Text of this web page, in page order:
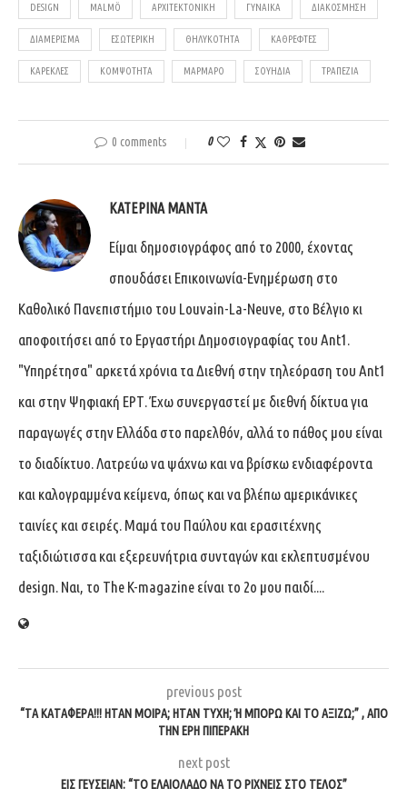
DESIGN MALMÖ ΑΡΧΙΤΕΚΤΟΝΙΚΉ ΓΥΝΑΊΚΑ ΔΙΑΚΌΣΜΗΣΗ
ΔΙΑΜΈΡΙΣΜΑ ΕΣΩΤΕΡΙΚΉ ΘΗΛΥΚΌΤΗΤΑ ΚΑΘΡΈΦΤΕΣ
ΚΑΡΈΚΛΕΣ ΚΟΜΨΌΤΗΤΑ ΜΆΡΜΑΡΟ ΣΟΥΗΔΊΑ ΤΡΑΠΈΖΙΑ
0 comments 0
ΚΑΤΕΡΊΝΑ ΜΑΝΤΆ
Είμαι δημοσιογράφος από το 2000, έχοντας
σπουδάσει Επικοινωνία-Ενημέρωση στο
Καθολικό Πανεπιστήμιο του Louvain-La-Neuve, στο Βέλγιο κι
αποφοιτήσει από το Εργαστήρι Δημοσιογραφίας του Ant1.
"Υπηρέτησα" αρκετά χρόνια τα Διεθνή στην τηλεόραση του Ant1
και στην Ψηφιακή ΕΡΤ. Έχω συνεργαστεί με διεθνή δίκτυα για
παραγωγές στην Ελλάδα στο παρελθόν, αλλά το πάθος μου είναι
το διαδίκτυο. Λατρεύω να ψάχνω και να βρίσκω ενδιαφέροντα
και καλογραμμένα κείμενα, όπως και να βλέπω αμερικάνικες
ταινίες και σειρές. Μαμά του Παύλου και ερασιτέχνης
ταξιδιώτισσα και εξερευνήτρια συνταγών και εκλεπτυσμένου
design. Ναι, το The K-magazine είναι το 2ο μου παιδί....
previous post
“ΤΑ ΚΑΤΆΦΕΡΑ!!! ΉΤΑΝ ΜΟΊΡΑ; ΉΤΑΝ ΤΎΧΗ; Ή ΜΠΟΡΏ ΚΑΙ ΤΟ ΑΞΊΖΩ;” , ΑΠΌ Τ
ΗΝ ΈΡΗ ΠΙΠΕΡΆΚΗ
next post
ΕΙΣ ΓΕΥΣΕΊΑΝ: “ΤΟ ΕΛΑΙΌΛΑΔΟ ΝΑ ΤΟ ΡΊΧΝΕΙΣ ΣΤΟ ΤΈΛΟΣ”